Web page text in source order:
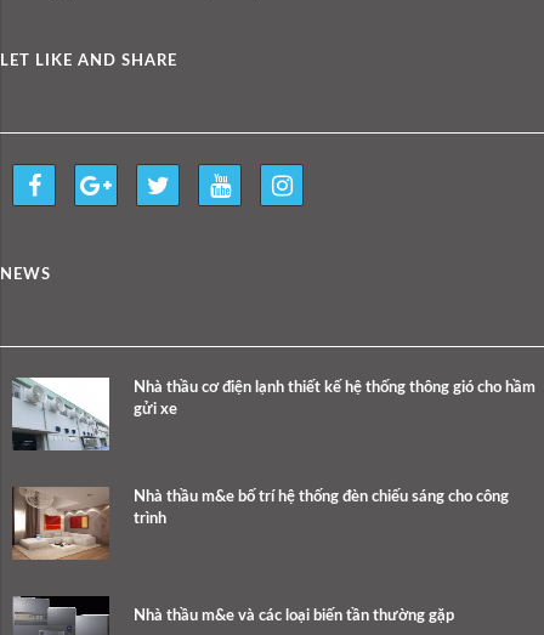
LET LIKE AND SHARE
NEWS
Nhà thầu cơ điện lạnh thiết kế hệ thống thông gió cho hầm
gửi xe
Nhà thầu m&e bố trí hệ thống đèn chiếu sáng cho công
trình
Nhà thầu m&e và các loại biến tần thường gặp